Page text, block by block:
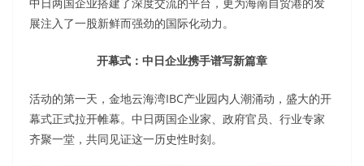
展注入了一股新鲜而强劲的国际化动力。
开幕式：中日企业携手谱写新篇章
活动的第一天，金地云海湾IBC产业园内人潮涌动，盛大的开
幕式正式拉开帷幕。中日两国企业家、政府官员、行业专家
齐聚一堂，共同见证这一历史性时刻。